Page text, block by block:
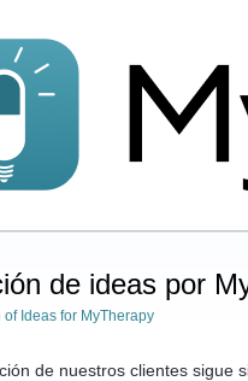
de ideas por
Ideas for MyTherapy
de nuestros clientes sigue